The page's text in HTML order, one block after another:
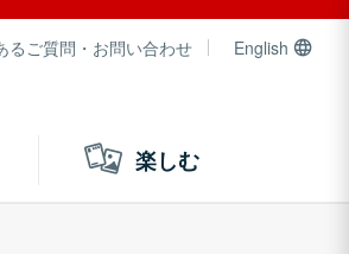
るご質問・お問い合わせ English
楽しむ